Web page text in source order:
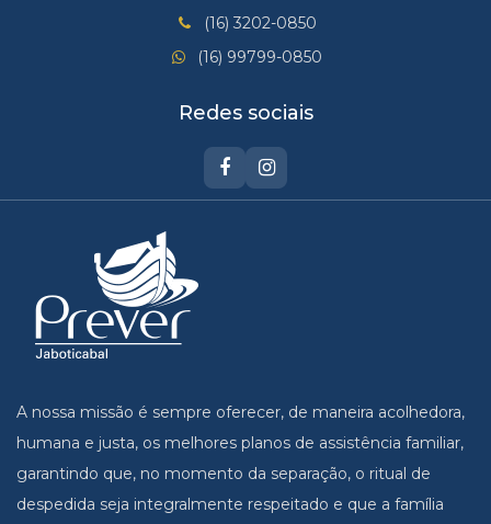
A nossa missão é sempre oferecer, de maneira acolhedora,
humana e justa, os melhores planos de assistência familiar,
garantindo que, no momento da separação, o ritual de
despedida seja integralmente respeitado e que a família
(16) 3202-0850
(16) 99799-0850
Redes sociais